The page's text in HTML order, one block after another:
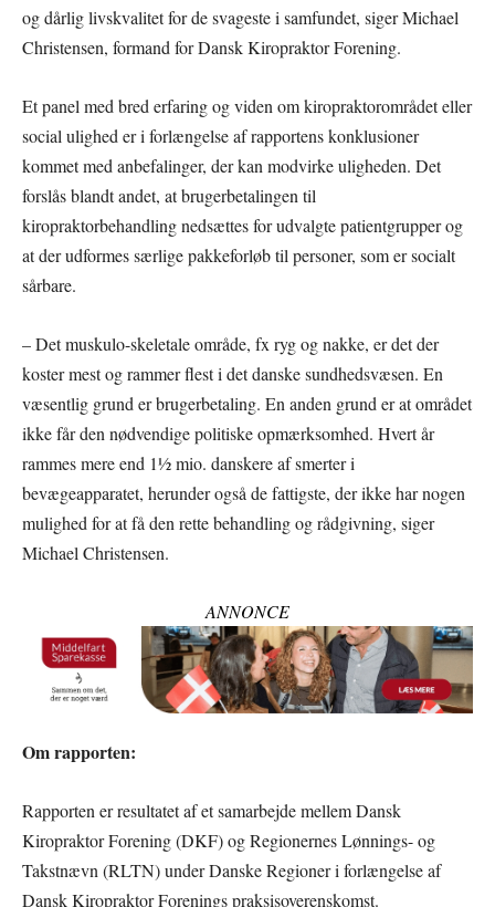
og dårlig livskvalitet for de svageste i samfundet, siger Michael
Christensen, formand for Dansk Kiropraktor Forening.
Et panel med bred erfaring og viden om kiropraktorområdet eller
social ulighed er i forlængelse af rapportens konklusioner
kommet med anbefalinger, der kan modvirke uligheden. Det
forslås blandt andet, at brugerbetalingen til
kiropraktorbehandling nedsættes for udvalgte patientgrupper og
at der udformes særlige pakkeforløb til personer, som er socialt
sårbare.
– Det muskulo-skeletale område, fx ryg og nakke, er det der
koster mest og rammer flest i det danske sundhedsvæsen. En
væsentlig grund er brugerbetaling. En anden grund er at området
ikke får den nødvendige politiske opmærksomhed. Hvert år
rammes mere end 1½ mio. danskere af smerter i
bevægeapparatet, herunder også de fattigste, der ikke har nogen
mulighed for at få den rette behandling og rådgivning, siger
Michael Christensen.
ANNONCE
Om rapporten:
Rapporten er resultatet af et samarbejde mellem Dansk
Kiropraktor Forening (DKF) og Regionernes Lønnings- og
Takstnævn (RLTN) under Danske Regioner i forlængelse af
Dansk Kiropraktor Forenings praksisoverenskomst.